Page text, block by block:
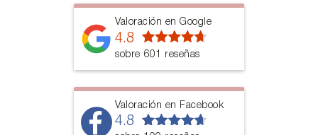
Valoración en Google
4.8
sobre 601 reseñas
Valoración en Facebook
4.8